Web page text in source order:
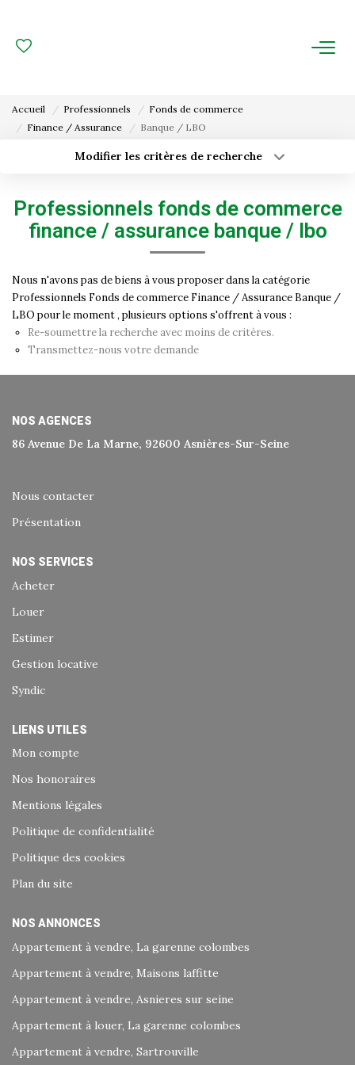
ESTIMATION
Gestion Locative
NOUS CONNAITRE
Nos Agences
Nos Actualités
Accueil Professionnels
Fonds de commerce
Finance / Assurance
Banque / LBO
Modifier les critères de recherche
Sélectionnez...
Type de bien
Surface min
Créer une alerte
Professionnels fonds de commerce
finance / assurance banque / lbo
Nous n'avons pas de biens à vous proposer dans la catégorie
Professionnels Fonds de commerce Finance / Assurance Banque /
LBO pour le moment , plusieurs options s'offrent à vous :
Re-soumettre la recherche avec moins de critères.
Transmettez-nous votre demande
NOS AGENCES
86 Avenue De La Marne, 92600 Asnières-Sur-Seine
Nous contacter
Présentation
NOS SERVICES
Acheter
Louer
Estimer
Gestion locative
Syndic
LIENS UTILES
Mon compte
Nos honoraires
Mentions légales
Politique de confidentialité
Politique des cookies
Plan du site
NOS ANNONCES
Appartement à vendre, La garenne colombes
Appartement à vendre, Maisons laffitte
Appartement à vendre, Asnieres sur seine
Appartement à louer, La garenne colombes
Appartement à vendre, Sartrouville